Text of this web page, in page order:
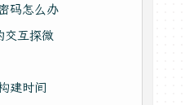
码怎么办
互探微
建时间